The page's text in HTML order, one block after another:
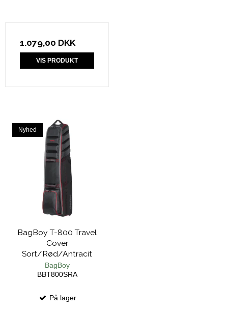
1.079,00 DKK
VIS PRODUKT
Nyhed
BagBoy T-800 Travel
Cover
Sort/Rød/Antracit
BagBoy
BBT800SRA
På lager